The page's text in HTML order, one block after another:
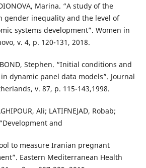
Marina. “A study of the
gender inequality and the level of
systems development”. Women in
v. 4, p. 120-131, 2018.
Stephen. “Initial conditions and
dynamic panel data models”. Journal
v. 87, p. 115-143,1998.
Ali; LATIFNEJAD, Robab;
and
to measure Iranian pregnant
Eastern Mediterranean Health